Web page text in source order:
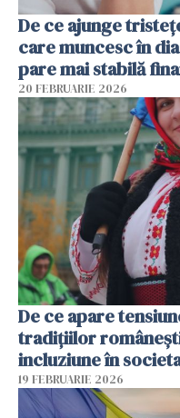
De ce ajunge
care muncesc în
pare mai stabilă
20 FEBRUARIE 2026
De ce apare
tradițiilor
incluziune în
19 FEBRUARIE 2026